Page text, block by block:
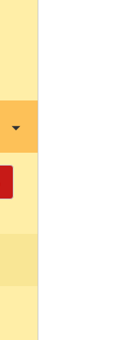
arrow_drop_down